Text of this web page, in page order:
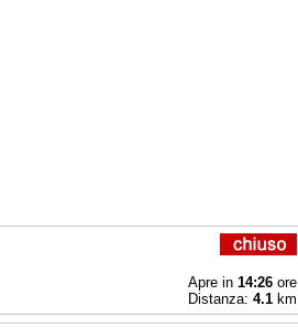
Apre in 14:26ore
Distanza: 4.1km